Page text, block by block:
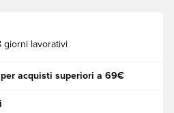
giorni lavorativi
acquisti superiori a 69€